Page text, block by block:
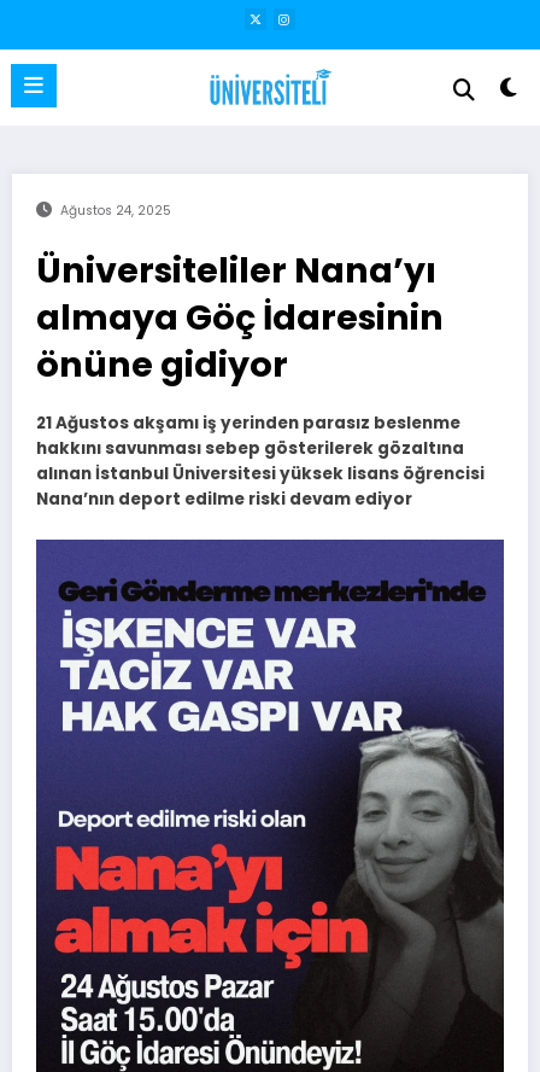
Ağustos 24, 2025
Üniversiteliler Nana’yı
almaya Göç İdaresinin
önüne gidiyor
21 Ağustos akşamı iş yerinden parasız beslenme
hakkını savunması sebep gösterilerek gözaltına
alınan İstanbul Üniversitesi yüksek lisans öğrencisi
Nana’nın deport edilme riski devam ediyor